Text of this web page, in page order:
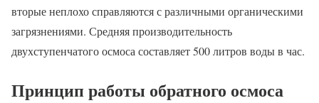
вторые неплохо справляются с различными органическими
загрязнениями. Средняя производительность
двухступенчатого осмоса составляет 500 литров воды в час.
Принцип работы обратного осмоса